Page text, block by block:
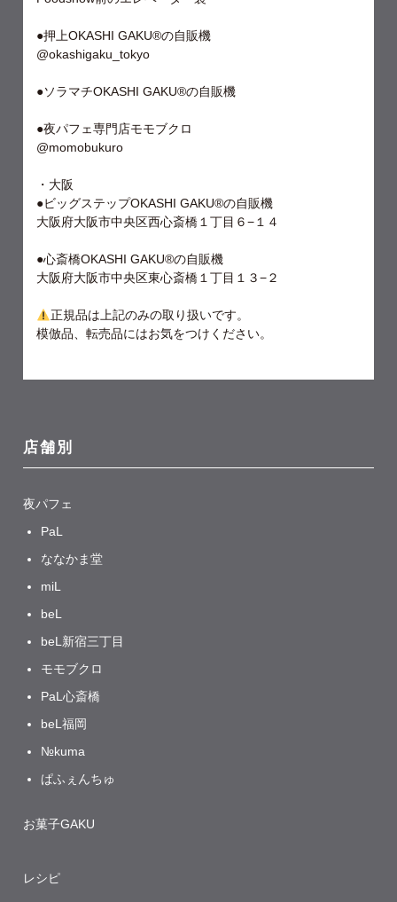
●押上OKASHI GAKU®︎の自販機
@okashigaku_tokyo
●ソラマチOKASHI GAKU®︎の自販機
⁡●夜パフェ専門店モモブクロ
@momobukuro
・大阪
●ビッグステップOKASHI GAKU®︎の自販機
大阪府大阪市中央区西心斎橋１丁目６−１４
●心斎橋OKASHI GAKU®︎の自販機
大阪府大阪市中央区東心斎橋１丁目１３−２
正規品は上記のみの取り扱いです。
模倣品、転売品にはお気をつけください。
店舗別
夜パフェ
PaL
ななかま堂
miL
beL
beL新宿三丁目
モモブクロ
PaL心斎橋
beL福岡
№kuma
ぱふぇんちゅ
お菓子GAKU
レシピ